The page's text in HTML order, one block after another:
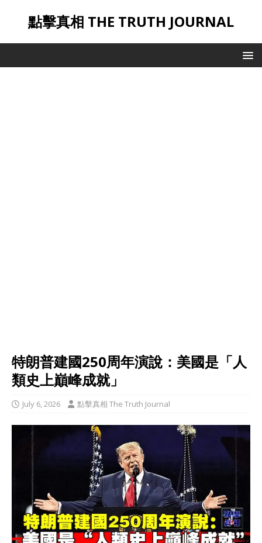
點擊真相 THE TRUTH JOURNAL
特朗普建國250周年演說：美國是「人
類史上巔峰成就」
July 6, 2026 點擊真相 The Truth Journal